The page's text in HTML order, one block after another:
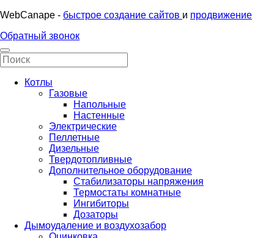
WebCanape - быстрое создание сайтов и продвижение
Обратный звонок
Котлы
Газовые
Напольные
Настенные
Электрические
Пеллетные
Дизельные
Твердотопливные
Дополнительное оборудование
Стабилизаторы напряжения
Термостаты комнатные
Ингибиторы
Дозаторы
Дымоудаление и воздухозабор